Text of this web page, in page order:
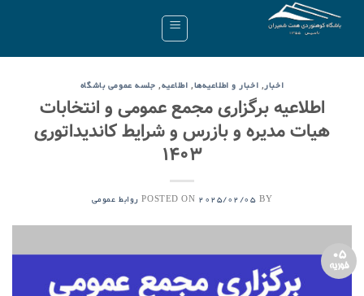
اخبار, اخبار و اطلاعیه‌ها, اطلاعیه, جلسه عمومی باشگاه
اطلاعیه برگزاری مجمع عمومی و انتخابات
هیات مدیره و بازرس و شرایط کاندیداتوری
۱۴۰۳
POSTED ON 2025/02/05 BY روابط عمومی
05
فوریه